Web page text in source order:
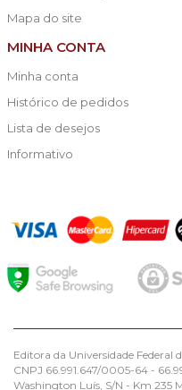
Mapa do site
MINHA CONTA
Minha conta
Histórico de pedidos
Lista de desejos
Informativo
Editora da Universidade Federal
CNPJ 66.991.647/0005-64 -
Washington Luís, S/N - Km 235